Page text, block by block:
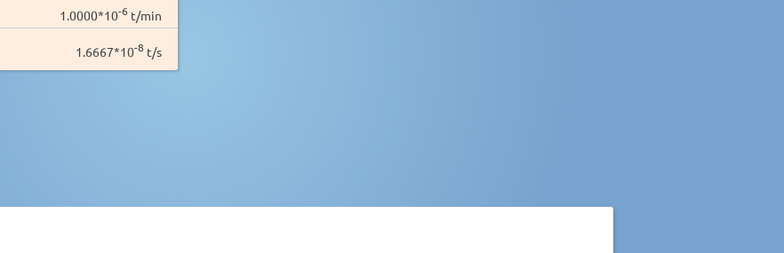
1.0000*10-6 t/min
1.6667*10-8 t/s